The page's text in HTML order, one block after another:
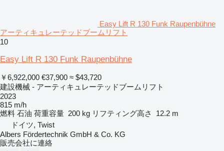
Easy Lift R 130 Funk Raupenbühne
アーティキュレーテッドブームリフト
10
Easy Lift R 130 Funk Raupenbühne
￥6,922,000 €37,900 ≈ $43,720
建設機械 - アーティキュレーテッドブームリフト
2023
815 m/h
燃料 石油 荷重容量 200 kg リフティング高さ
12.2 m
ドイツ, Twist
Albers Fördertechnik GmbH & Co. KG
販売会社に連絡